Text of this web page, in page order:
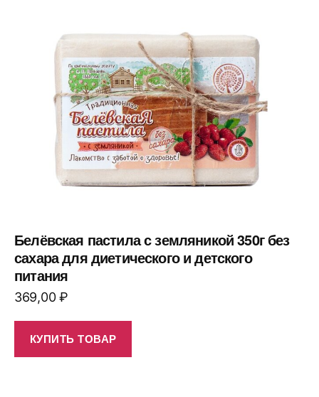
Белёвская пастила с земляникой 350г без
сахара для диетического и детского
питания
369,00₽
КУПИТЬ ТОВАР